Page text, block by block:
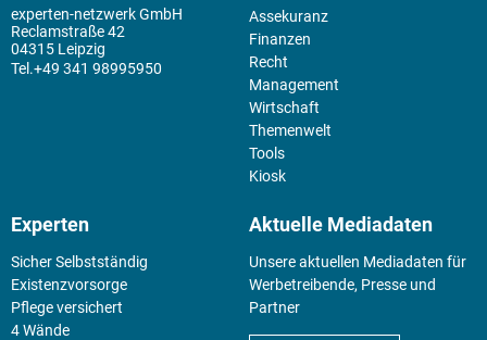
experten-netzwerk GmbH
Reclamstraße 42
04315 Leipzig
+49 341 98995950
Assekuranz
Finanzen
Recht
Management
Wirtschaft
Themenwelt
Tools
Kiosk
Experten
Sicher Selbstständig
Existenz­vorsorge
Pflege versichert
4 Wände
Aktuelle Mediadaten
Unsere aktuellen Mediadaten für
Werbetreibende, Presse und
Partner